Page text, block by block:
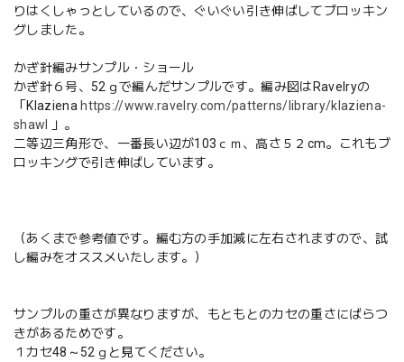
りはくしゃっとしているので、ぐいぐい引き伸ばしてブロッキン
グしました。
かぎ針編みサンプル・ショール
かぎ針６号、52ｇで編んだサンプルです。編み図はRavelryの
「Klaziena https://www.ravelry.com/patterns/library/klaziena-
shawl
」。
二等辺三角形で、一番長い辺が103ｃｍ、高さ５２cm。これもブ
ロッキングで引き伸ばしています。
（あくまで参考値です。編む方の手加減に左右されますので、試
し編みをオススメいたします。）
サンプルの重さが異なりますが、もともとのカセの重さにばらつ
きがあるためです。
１カセ48～52ｇと見てください。